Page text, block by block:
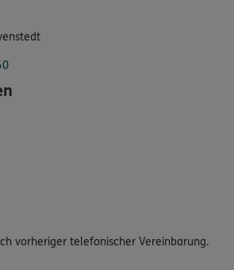
vorheriger telefonischer Vereinbarung.